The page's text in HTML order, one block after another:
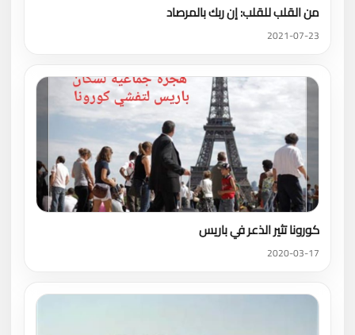
من القلب للقلب: إن ربك بالمرصاد
2021-07-23
كورونا تثير الذعر في باريس
2020-03-17